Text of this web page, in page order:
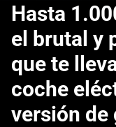
Hasta
el brutal y
que te
coche
versión de